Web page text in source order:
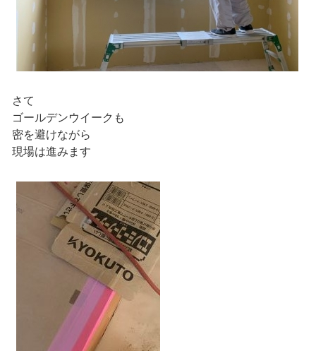
さて
ゴールデンウイークも
密を避けながら
現場は進みます